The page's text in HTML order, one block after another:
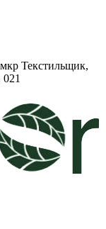
Текстильщик,